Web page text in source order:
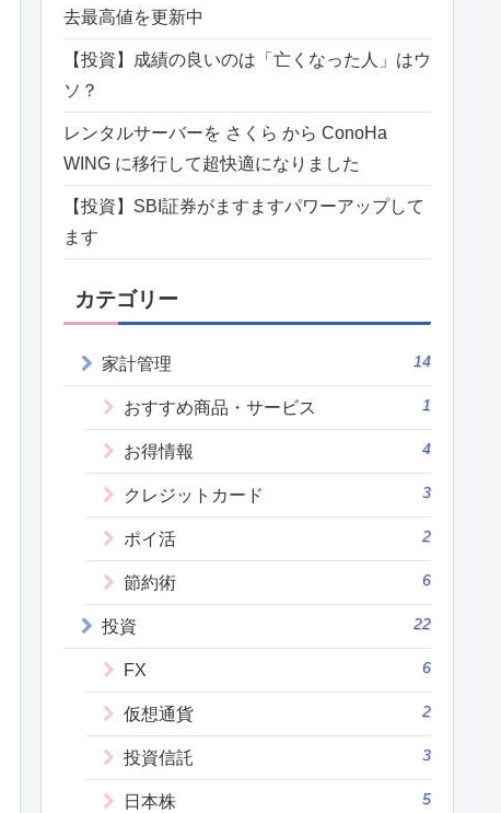
去最高値を更新中
【投資】成績の良いのは「亡くなった人」はウ
ソ？
レンタルサーバーを さくら から ConoHa
WING に移行して超快適になりました
【投資】SBI証券がますますパワーアップして
ます
カテゴリー
家計管理 14
おすすめ商品・サービス 1
お得情報 4
クレジットカード 3
ポイ活 2
節約術 6
投資 22
FX 6
仮想通貨 2
投資信託 3
日本株 5